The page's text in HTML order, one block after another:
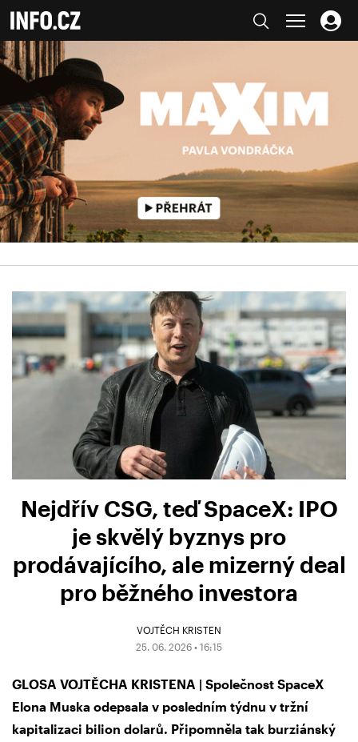
Nejdřív CSG, teď SpaceX: IPO
je skvělý byznys pro
prodávajícího, ale mizerný deal
pro běžného investora
VOJTĚCH KRISTEN
25. 06. 2026 • 16:15
GLOSA VOJTĚCHA KRISTENA | Společnost SpaceX
Elona Muska odepsala v posledním týdnu v tržní
kapitalizaci bilion dolarů. Připomněla tak burziánský